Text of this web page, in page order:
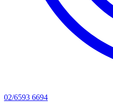
02/6593 6694